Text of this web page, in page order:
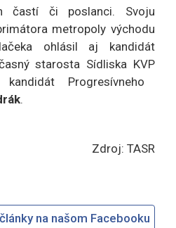
častí či poslanci. Svoju
metropoly východu
ohlásil aj kandidát
starosta Sídliska KVP
Progresívneho
.
Zdroj: TASR
na našom Facebooku